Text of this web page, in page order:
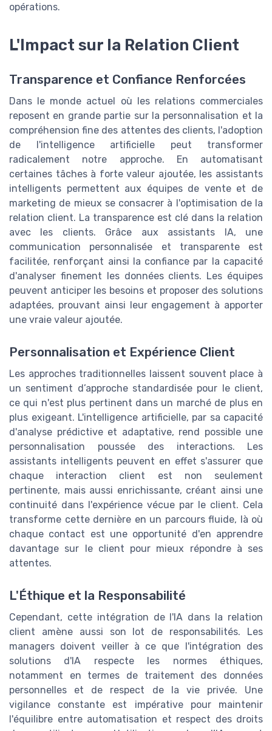
opérations.
L'Impact sur la Relation Client
Transparence et Confiance Renforcées
Dans le monde actuel où les relations commerciales
reposent en grande partie sur la personnalisation et la
compréhension fine des attentes des clients, l'adoption
de l'intelligence artificielle peut transformer
radicalement notre approche. En automatisant
certaines tâches à forte valeur ajoutée, les assistants
intelligents permettent aux équipes de vente et de
marketing de mieux se consacrer à l'optimisation de la
relation client. La transparence est clé dans la relation
avec les clients. Grâce aux assistants IA, une
communication personnalisée et transparente est
facilitée, renforçant ainsi la confiance par la capacité
d'analyser finement les données clients. Les équipes
peuvent anticiper les besoins et proposer des solutions
adaptées, prouvant ainsi leur engagement à apporter
une vraie valeur ajoutée.
Personnalisation et Expérience Client
Les approches traditionnelles laissent souvent place à
un sentiment d’approche standardisée pour le client,
ce qui n'est plus pertinent dans un marché de plus en
plus exigeant. L'intelligence artificielle, par sa capacité
d'analyse prédictive et adaptative, rend possible une
personnalisation poussée des interactions. Les
assistants intelligents peuvent en effet s'assurer que
chaque interaction client est non seulement
pertinente, mais aussi enrichissante, créant ainsi une
continuité dans l'expérience vécue par le client. Cela
transforme cette dernière en un parcours fluide, là où
chaque contact est une opportunité d'en apprendre
davantage sur le client pour mieux répondre à ses
attentes.
L'Éthique et la Responsabilité
Cependant, cette intégration de l'IA dans la relation
client amène aussi son lot de responsabilités. Les
managers doivent veiller à ce que l'intégration des
solutions d'IA respecte les normes éthiques,
notamment en termes de traitement des données
personnelles et de respect de la vie privée. Une
vigilance constante est impérative pour maintenir
l'équilibre entre automatisation et respect des droits